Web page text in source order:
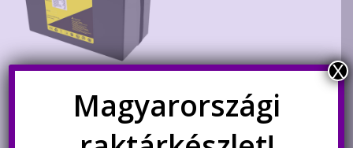
LiitoKala 12V 180Ah LiFePO4
LFP akkumulátor LCDMagyarországi
X